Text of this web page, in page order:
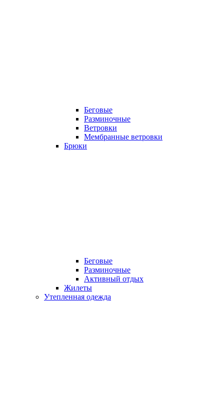
Беговые
Разминочные
Ветровки
Мембранные ветровки
Брюки
Беговые
Разминочные
Активный отдых
Жилеты
Утепленная одежда